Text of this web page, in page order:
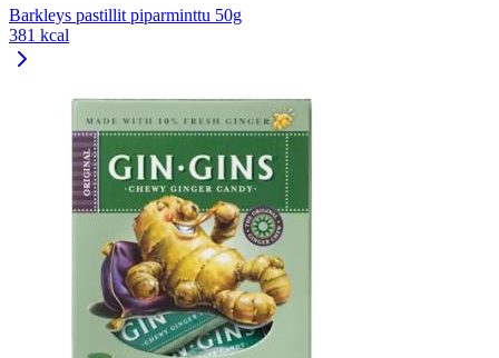
Barkleys pastillit piparminttu 50g
381 kcal